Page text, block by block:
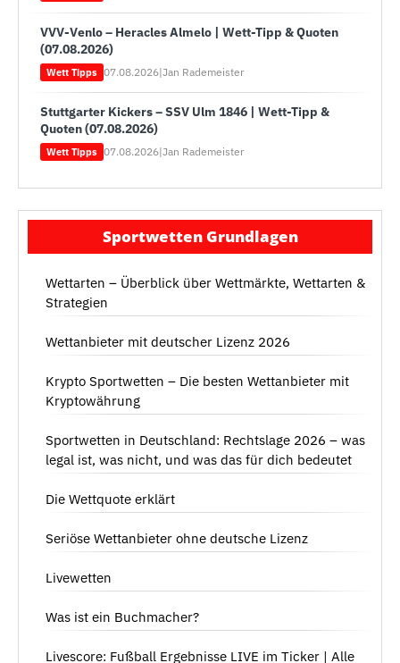
VVV-Venlo – Heracles Almelo | Wett-Tipp & Quoten
(07.08.2026)
Wett Tipps 07.08.2026|Jan Rademeister
Stuttgarter Kickers – SSV Ulm 1846 | Wett-Tipp &
Quoten (07.08.2026)
Wett Tipps 07.08.2026|Jan Rademeister
Sportwetten Grundlagen
Wettarten – Überblick über Wettmärkte, Wettarten &
Strategien
Wettanbieter mit deutscher Lizenz 2026
Krypto Sportwetten – Die besten Wettanbieter mit
Kryptowährung
Sportwetten in Deutschland: Rechtslage 2026 – was
legal ist, was nicht, und was das für dich bedeutet
Die Wettquote erklärt
Seriöse Wettanbieter ohne deutsche Lizenz
Livewetten
Was ist ein Buchmacher?
Livescore: Fußball Ergebnisse LIVE im Ticker | Alle